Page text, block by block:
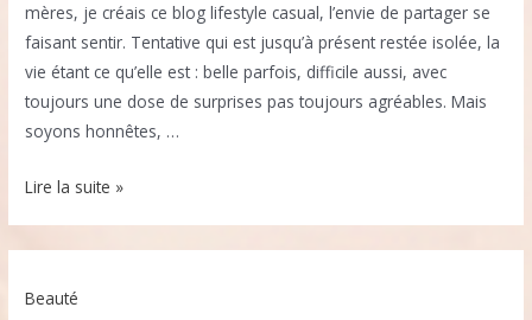
mères, je créais ce blog lifestyle casual, l’envie de partager se
faisant sentir. Tentative qui est jusqu’à présent restée isolée, la
vie étant ce qu’elle est : belle parfois, difficile aussi, avec
toujours une dose de surprises pas toujours agréables. Mais
soyons honnêtes, …
Blog
casual
authentique,
Lire la suite »
Beauté